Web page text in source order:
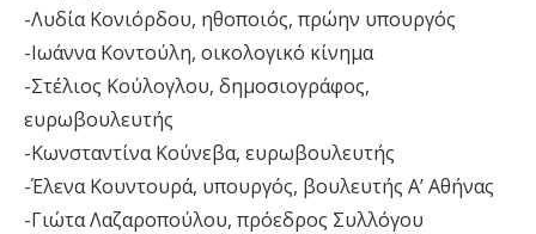
-Λυδία Κονιόρδου, ηθοποιός, πρώην υπουργός
-Ιωάννα Κοντούλη, οικολογικό κίνημα
-Στέλιος Κούλογλου, δημοσιογράφος,
ευρωβουλευτής
-Κωνσταντίνα Κούνεβα, ευρωβουλευτής
-Έλενα Κουντουρά, υπουργός, βουλευτής Α’ Αθήνας
-Γιώτα Λαζαροπούλου, πρόεδρος Συλλόγου